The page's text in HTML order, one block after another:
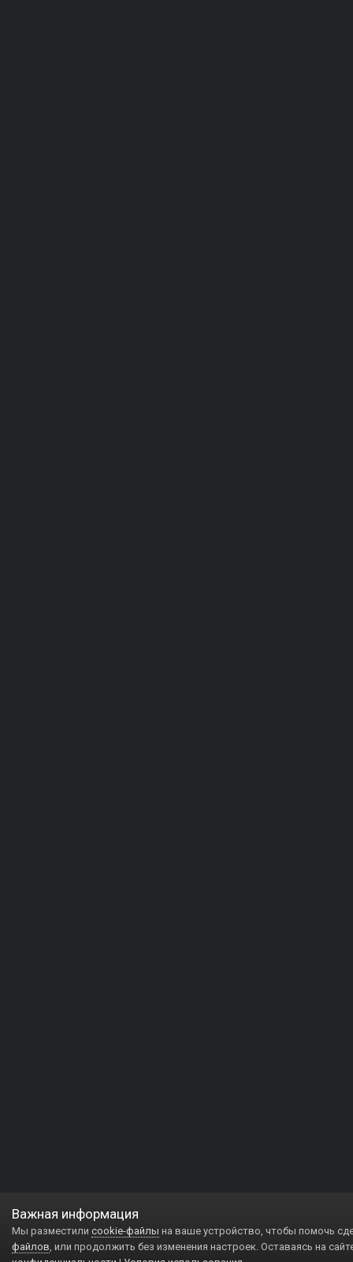
Важная информация
Мы разместили cookie-файлы на ваше устройство, чтобы помочь
файлов, или продолжить без изменения настроек. Оставаясь на